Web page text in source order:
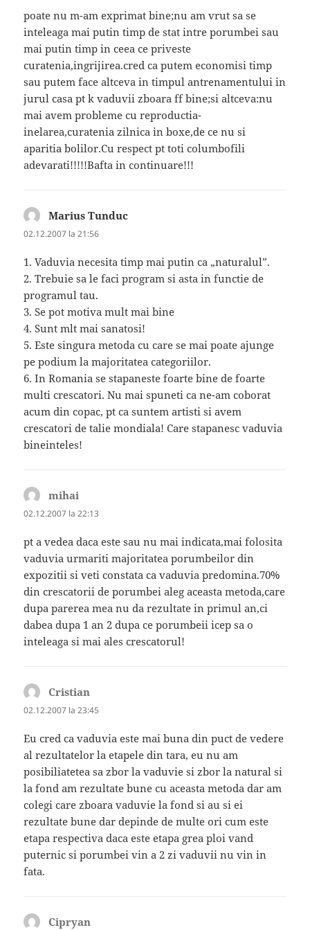
poate nu m-am exprimat bine;nu am vrut sa se
inteleaga mai putin timp de stat intre porumbei sau
mai putin timp in ceea ce priveste
curatenia,ingrijirea.cred ca putem economisi timp
sau putem face altceva in timpul antrenamentului in
jurul casa pt k vaduvii zboara ff bine;si altceva:nu
mai avem probleme cu reproductia-
inelarea,curatenia zilnica in boxe,de ce nu si
aparitia bolilor.Cu respect pt toti columbofili
adevarati!!!!!Bafta in continuare!!!
Marius Tunduc
02.12.2007 la 21:56
1. Vaduvia necesita timp mai putin ca „naturalul”.
2. Trebuie sa le faci program si asta in functie de
programul tau.
3. Se pot motiva mult mai bine
4. Sunt mlt mai sanatosi!
5. Este singura metoda cu care se mai poate ajunge
pe podium la majoritatea categoriilor.
6. In Romania se stapaneste foarte bine de foarte
multi crescatori. Nu mai spuneti ca ne-am coborat
acum din copac, pt ca suntem artisti si avem
crescatori de talie mondiala! Care stapanesc vaduvia
bineinteles!
mihai
02.12.2007 la 22:13
pt a vedea daca este sau nu mai indicata,mai folosita
vaduvia urmariti majoritatea porumbeilor din
expozitii si veti constata ca vaduvia predomina.70%
din crescatorii de porumbei aleg aceasta metoda,care
dupa parerea mea nu da rezultate in primul an,ci
dabea dupa 1 an 2 dupa ce porumbeii icep sa o
inteleaga si mai ales crescatorul!
Cristian
02.12.2007 la 23:45
Eu cred ca vaduvia este mai buna din puct de vedere
al rezultatelor la etapele din tara, eu nu am
posibiliatetea sa zbor la vaduvie si zbor la natural si
la fond am rezultate bune cu aceasta metoda dar am
colegi care zboara vaduvie la fond si au si ei
rezultate bune dar depinde de multe ori cum este
etapa respectiva daca este etapa grea ploi vand
puternic si porumbei vin a 2 zi vaduvii nu vin in
fata.
Cipryan